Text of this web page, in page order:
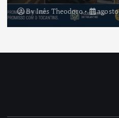
ByInês Theodoro